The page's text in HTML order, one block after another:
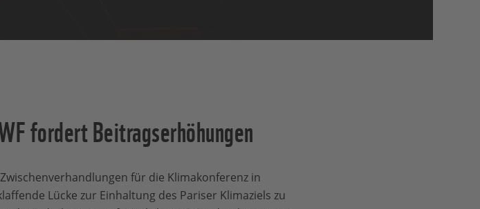
fordert Beitragserhöhungen
für die Klimakonferenz in
Lücke zur Einhaltung des Pariser Klimaziels zu